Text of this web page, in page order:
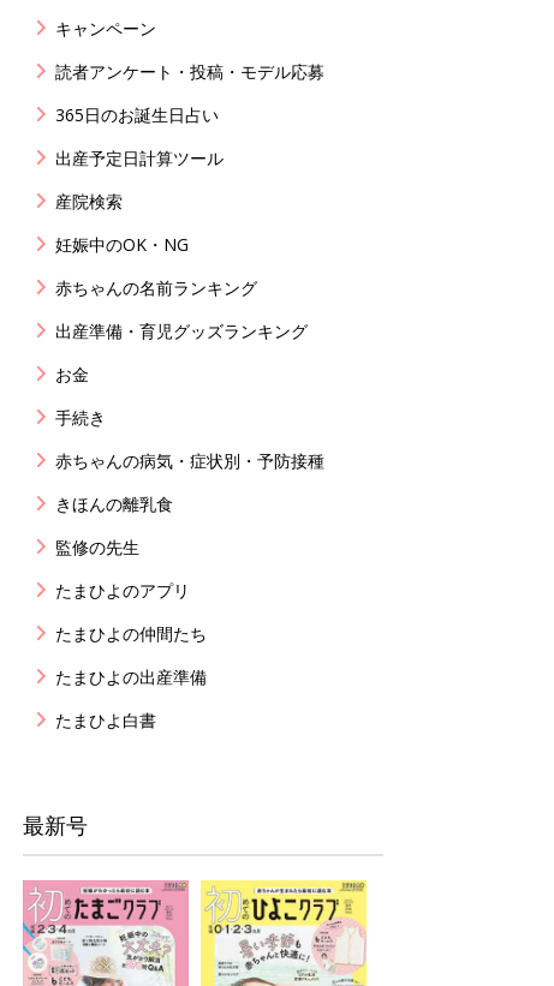
キャンペーン
読者アンケート・投稿・モデル応募
365日のお誕生日占い
出産予定日計算ツール
産院検索
妊娠中のOK・NG
赤ちゃんの名前ランキング
出産準備・育児グッズランキング
お金
手続き
赤ちゃんの病気・症状別・予防接種
きほんの離乳食
監修の先生
たまひよのアプリ
たまひよの仲間たち
たまひよの出産準備
たまひよ白書
最新号